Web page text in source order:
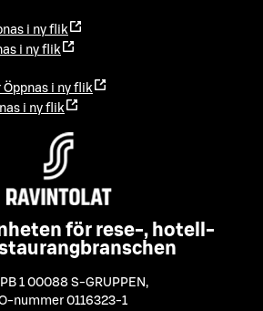
i ny flik
i ny flik
Öppnas i ny flik
i ny flik
för rese-, hotell-
1 00088 S-GRUPPEN ,
nummer 0116323-1